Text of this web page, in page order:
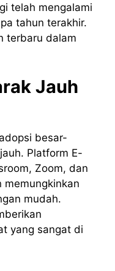
telah mengalami
tahun terakhir.
terbaru dalam
Jauh
besar-
Platform E-
Zoom, dan
memungkinkan
mudah.
yang sangat di